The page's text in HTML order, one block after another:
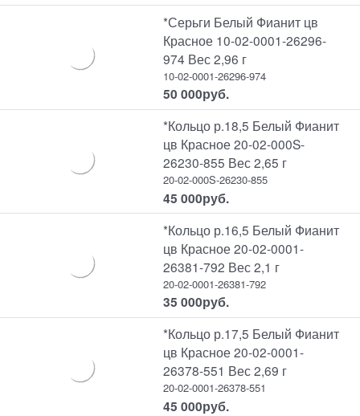
*Серьги Белый Фианит цв
Красное 10-02-0001-26296-
974 Вес 2,96 г
10-02-0001-26296-974
50 000руб.
*Кольцо р.18,5 Белый Фианит
цв Красное 20-02-000S-
26230-855 Вес 2,65 г
20-02-000S-26230-855
45 000руб.
*Кольцо р.16,5 Белый Фианит
цв Красное 20-02-0001-
26381-792 Вес 2,1 г
20-02-0001-26381-792
35 000руб.
*Кольцо р.17,5 Белый Фианит
цв Красное 20-02-0001-
26378-551 Вес 2,69 г
20-02-0001-26378-551
45 000руб.